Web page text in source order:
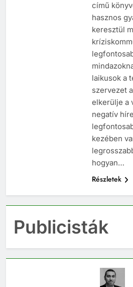
című
hasznos
keresztül
laikusok a
szervezet
elkerülje a
negatív
kezében
hogyan…
Részletek
Publicisták